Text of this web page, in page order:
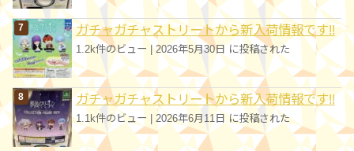
ガチャガチャストリートから新入荷情報です!!
1.2k件のビュー |2026年5月30日 に投稿された
ガチャガチャストリートから新入荷情報です!!
1.1k件のビュー 2026年6月11日 に投稿された